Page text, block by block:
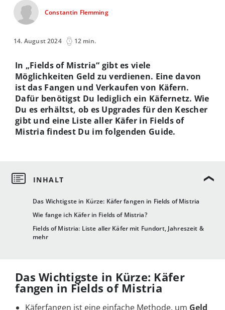
Constantin Flemming
14. August 2024 12 min.
Das Wichtigste in Kürze: Käfer fangen in Fields of Mistria
Wie fange ich Käfer in Fields of Mistria?
Fields of Mistria: Liste aller Käfer mit Fundort, Jahreszeit &
mehr
In „Fields of Mistria“ gibt es viele
Möglichkeiten Geld zu verdienen. Eine davon
ist das Fangen und Verkaufen von Käfern.
Dafür benötigst Du lediglich ein Käfernetz. Wie
Du es erhältst, ob es Upgrades für den Kescher
gibt und eine Liste aller Käfer in Fields of
Mistria findest Du im folgenden Guide.
Das Wichtigste in Kürze: Käfer
fangen in Fields of Mistria
Käferfangen ist eine einfache Methode, um Geld